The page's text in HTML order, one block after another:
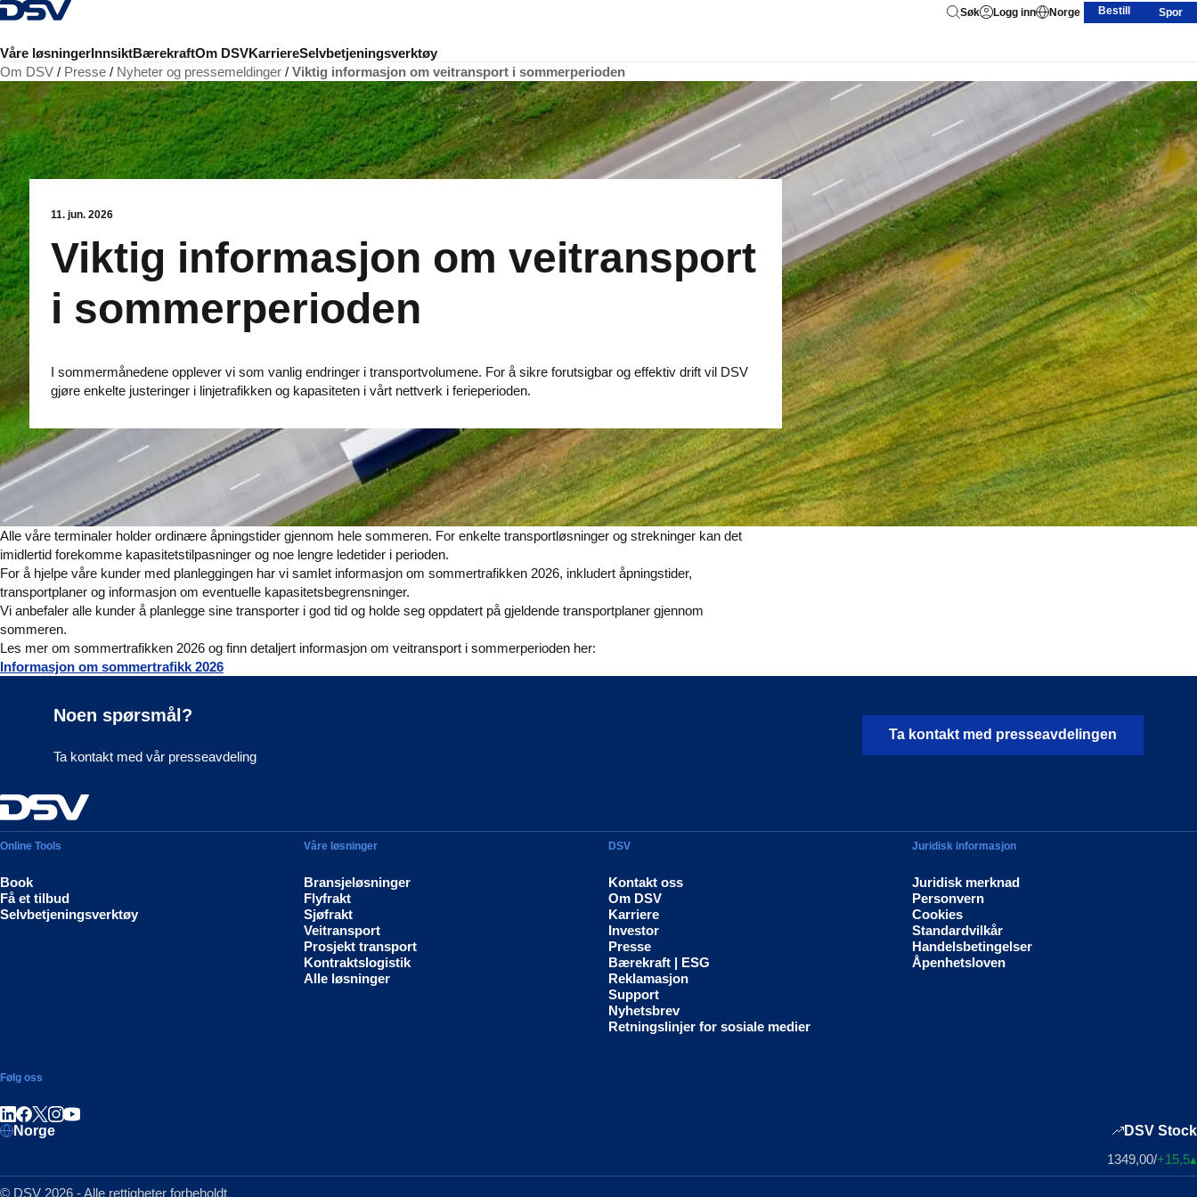
Tilbake til hjemmesiden
Våre løsningerInnsiktBærekraftOm DSVKarriereSelvbetjeningsverktøy
Søk Logg inn Norge Bestill Spor
Om DSV Presse Nyheter og pressemeldinger Viktig informasjon om veitransport i sommerperioden
11. jun. 2026
Viktig informasjon om veitransport
i sommerperioden
I sommermånedene opplever vi som vanlig endringer i transportvolumene. For å sikre forutsigbar og effektiv drift vil DSV
gjøre enkelte justeringer i linjetrafikken og kapasiteten i vårt nettverk i ferieperioden.
Alle våre terminaler holder ordinære åpningstider gjennom hele sommeren. For enkelte transportløsninger og strekninger kan det
imidlertid forekomme kapasitetstilpasninger og noe lengre ledetider i perioden.
For å hjelpe våre kunder med planleggingen har vi samlet informasjon om sommertrafikken 2026, inkludert åpningstider,
transportplaner og informasjon om eventuelle kapasitetsbegrensninger.
Vi anbefaler alle kunder å planlegge sine transporter i god tid og holde seg oppdatert på gjeldende transportplaner gjennom
sommeren.
Les mer om sommertrafikken 2026 og finn detaljert informasjon om veitransport i sommerperioden her:
Informasjon om sommertrafikk 2026
Noen spørsmål?
Ta kontakt med vår presseavdeling
Ta kontakt med presseavdelingen
Online Tools
Book
Få et tilbud
Selvbetjeningsverktøy
Våre løsninger
Bransjeløsninger
Flyfrakt
Sjøfrakt
Veitransport
Prosjekt transport
Kontraktslogistik
Alle løsninger
DSV
Kontakt oss
Om DSV
Karriere
Investor
Presse
Bærekraft | ESG
Reklamasjon
Support
Nyhetsbrev
Retningslinjer for sosiale medier
Juridisk informasjon
Juridisk merknad
Personvern
Cookies
Standardvilkår
Handelsbetingelser
Åpenhetsloven
Følg oss
Del på LinkedIn
Del på Facebook
Del på Instagram
Norge
DSV Stock
1349,00/+15,5▴
© DSV 2026 - Alle rettigheter forbeholdt